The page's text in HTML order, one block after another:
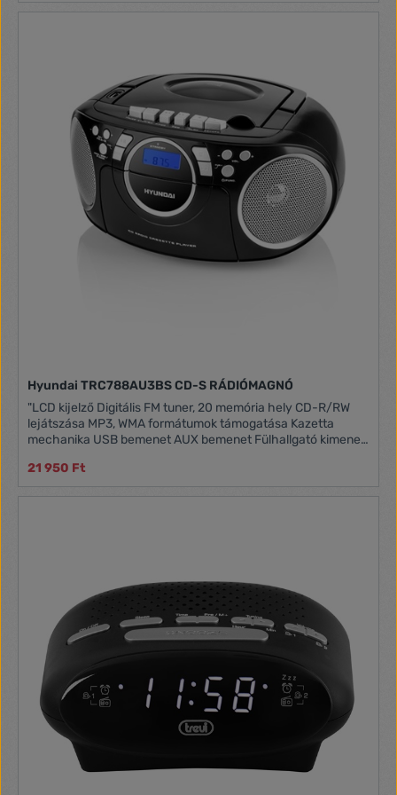
1,5 V AAA típusú elem (az elemeket a csomag nem
Hyundai TRC788AU3BS CD-S RÁDIÓMAGNÓ
"LCD kijelző Digitális FM tuner, 20 memória hely CD-R/RW
lejátszása MP3, WMA formátumok támogatása Kazetta
mechanika USB bemenet AUX bemenet Fülhallgató kimenet
21 950 Ft